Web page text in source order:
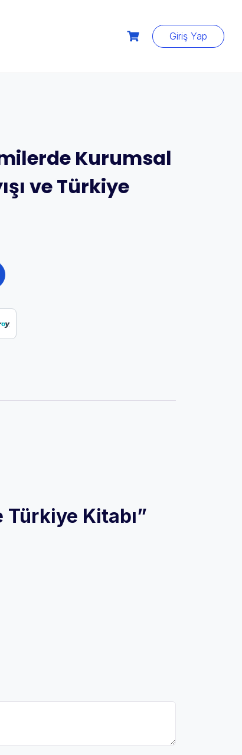
Giriş Yap
Kurumsal
ve Türkiye
Türkiye Kitabı”